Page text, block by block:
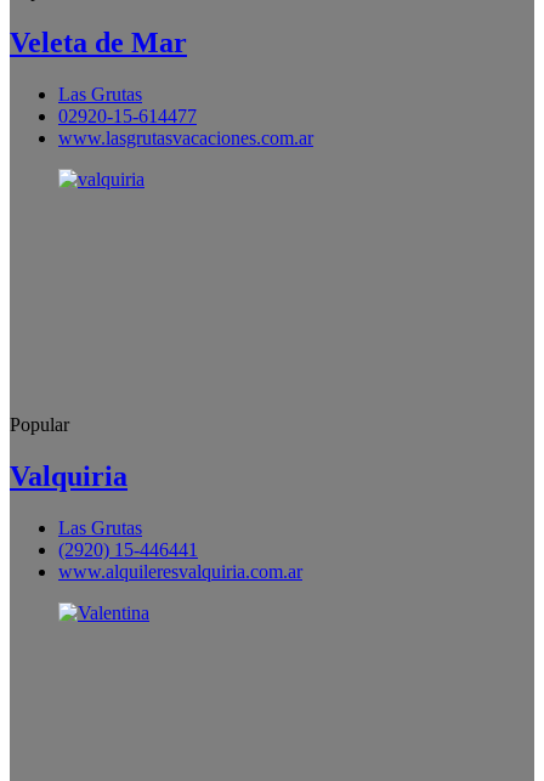
Veleta de Mar
Las Grutas
02920-15-614477
www.lasgrutasvacaciones.com.ar
Popular
Valquiria
Las Grutas
(2920) 15-446441
www.alquileresvalquiria.com.ar